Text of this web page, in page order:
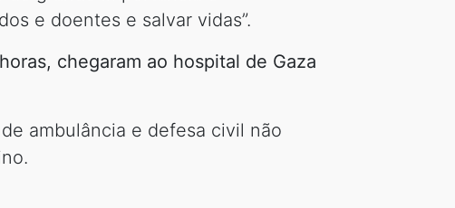
e doentes e salvar vidas”.
chegaram ao hospital de Gaza
ambulância e defesa civil não